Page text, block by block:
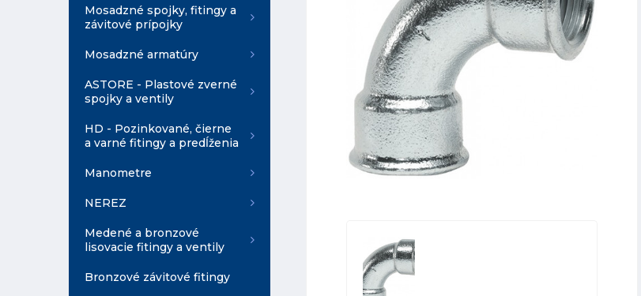
Mosadzné spojky, fitingy a
závitové prípojky
Mosadzné armatúry
ASTORE - Plastové zverné
spojky a ventily
HD - Pozinkované, čierne
a varné fitingy a predĺženia
Manometre
NEREZ
Medené a bronzové
lisovacie fitingy a ventily
Bronzové závitové fitingy